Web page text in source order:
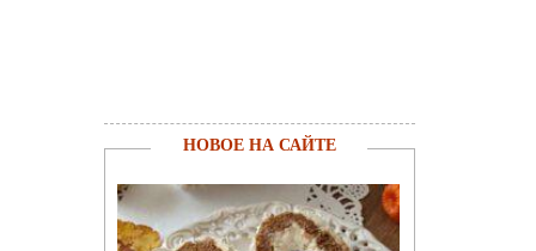
НОВОЕ НА САЙТЕ